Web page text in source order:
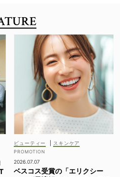
ビューティー スキンケア
2026.07.07
ベスコス受賞の「エリクシー